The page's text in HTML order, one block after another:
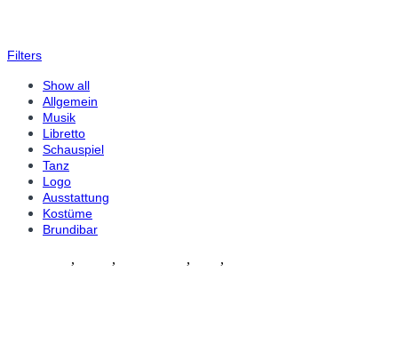
Filters
Show all
Allgemein
Musik
Libretto
Schauspiel
Tanz
Logo
Ausstattung
Kostüme
Brundibar
, , , ,